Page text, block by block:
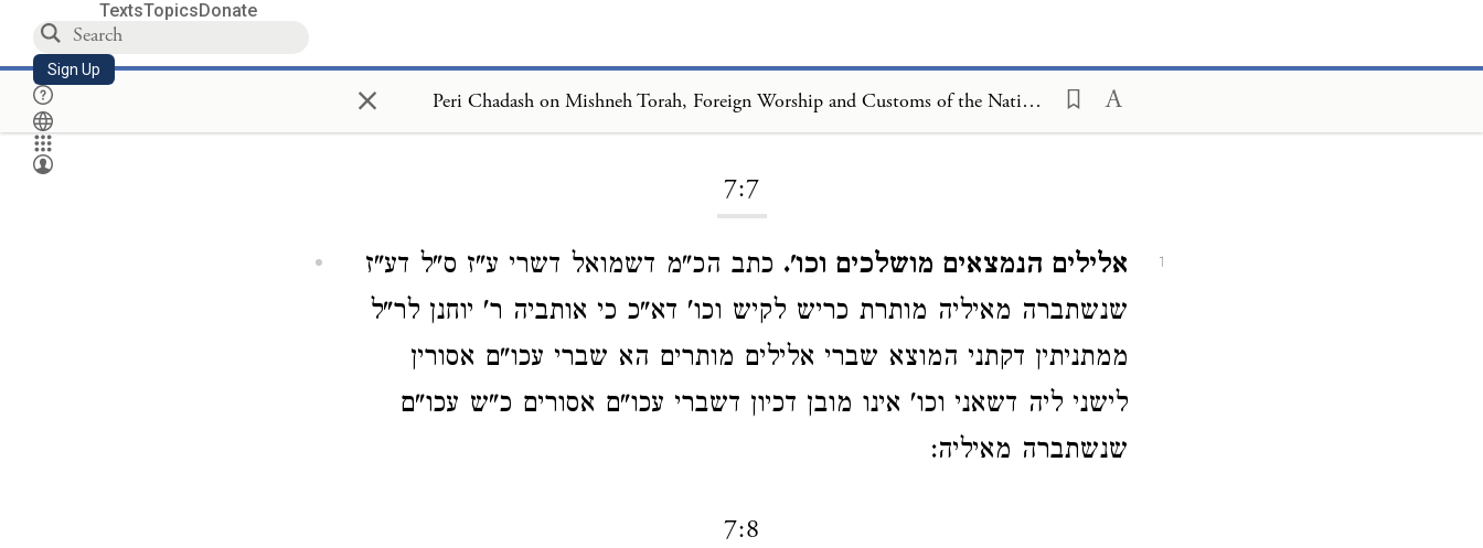
TextsTopicsDonate
Sign Up × Peri Chadash on Mishneh Torah, Foreign Worship and Customs of the Nations 7:7
7:7
1 אלילים הנמצאים מושלכים וכו'. כתב הכ"מ דשמואל דשרי ע"ז ס"ל דע"ז
שנשתברה מאיליה מותרת כריש לקיש וכו' דא"כ כי אותביה ר' יוחנן לר"ל
ממתניתין דקתני המוצא שברי אלילים מותרים הא שברי עכו"ם אסורין
לישני ליה דשאני וכו' אינו מובן דכיון דשברי עכו"ם אסורים כ"ש עכו"ם
שנשתברה מאיליה:
7:8